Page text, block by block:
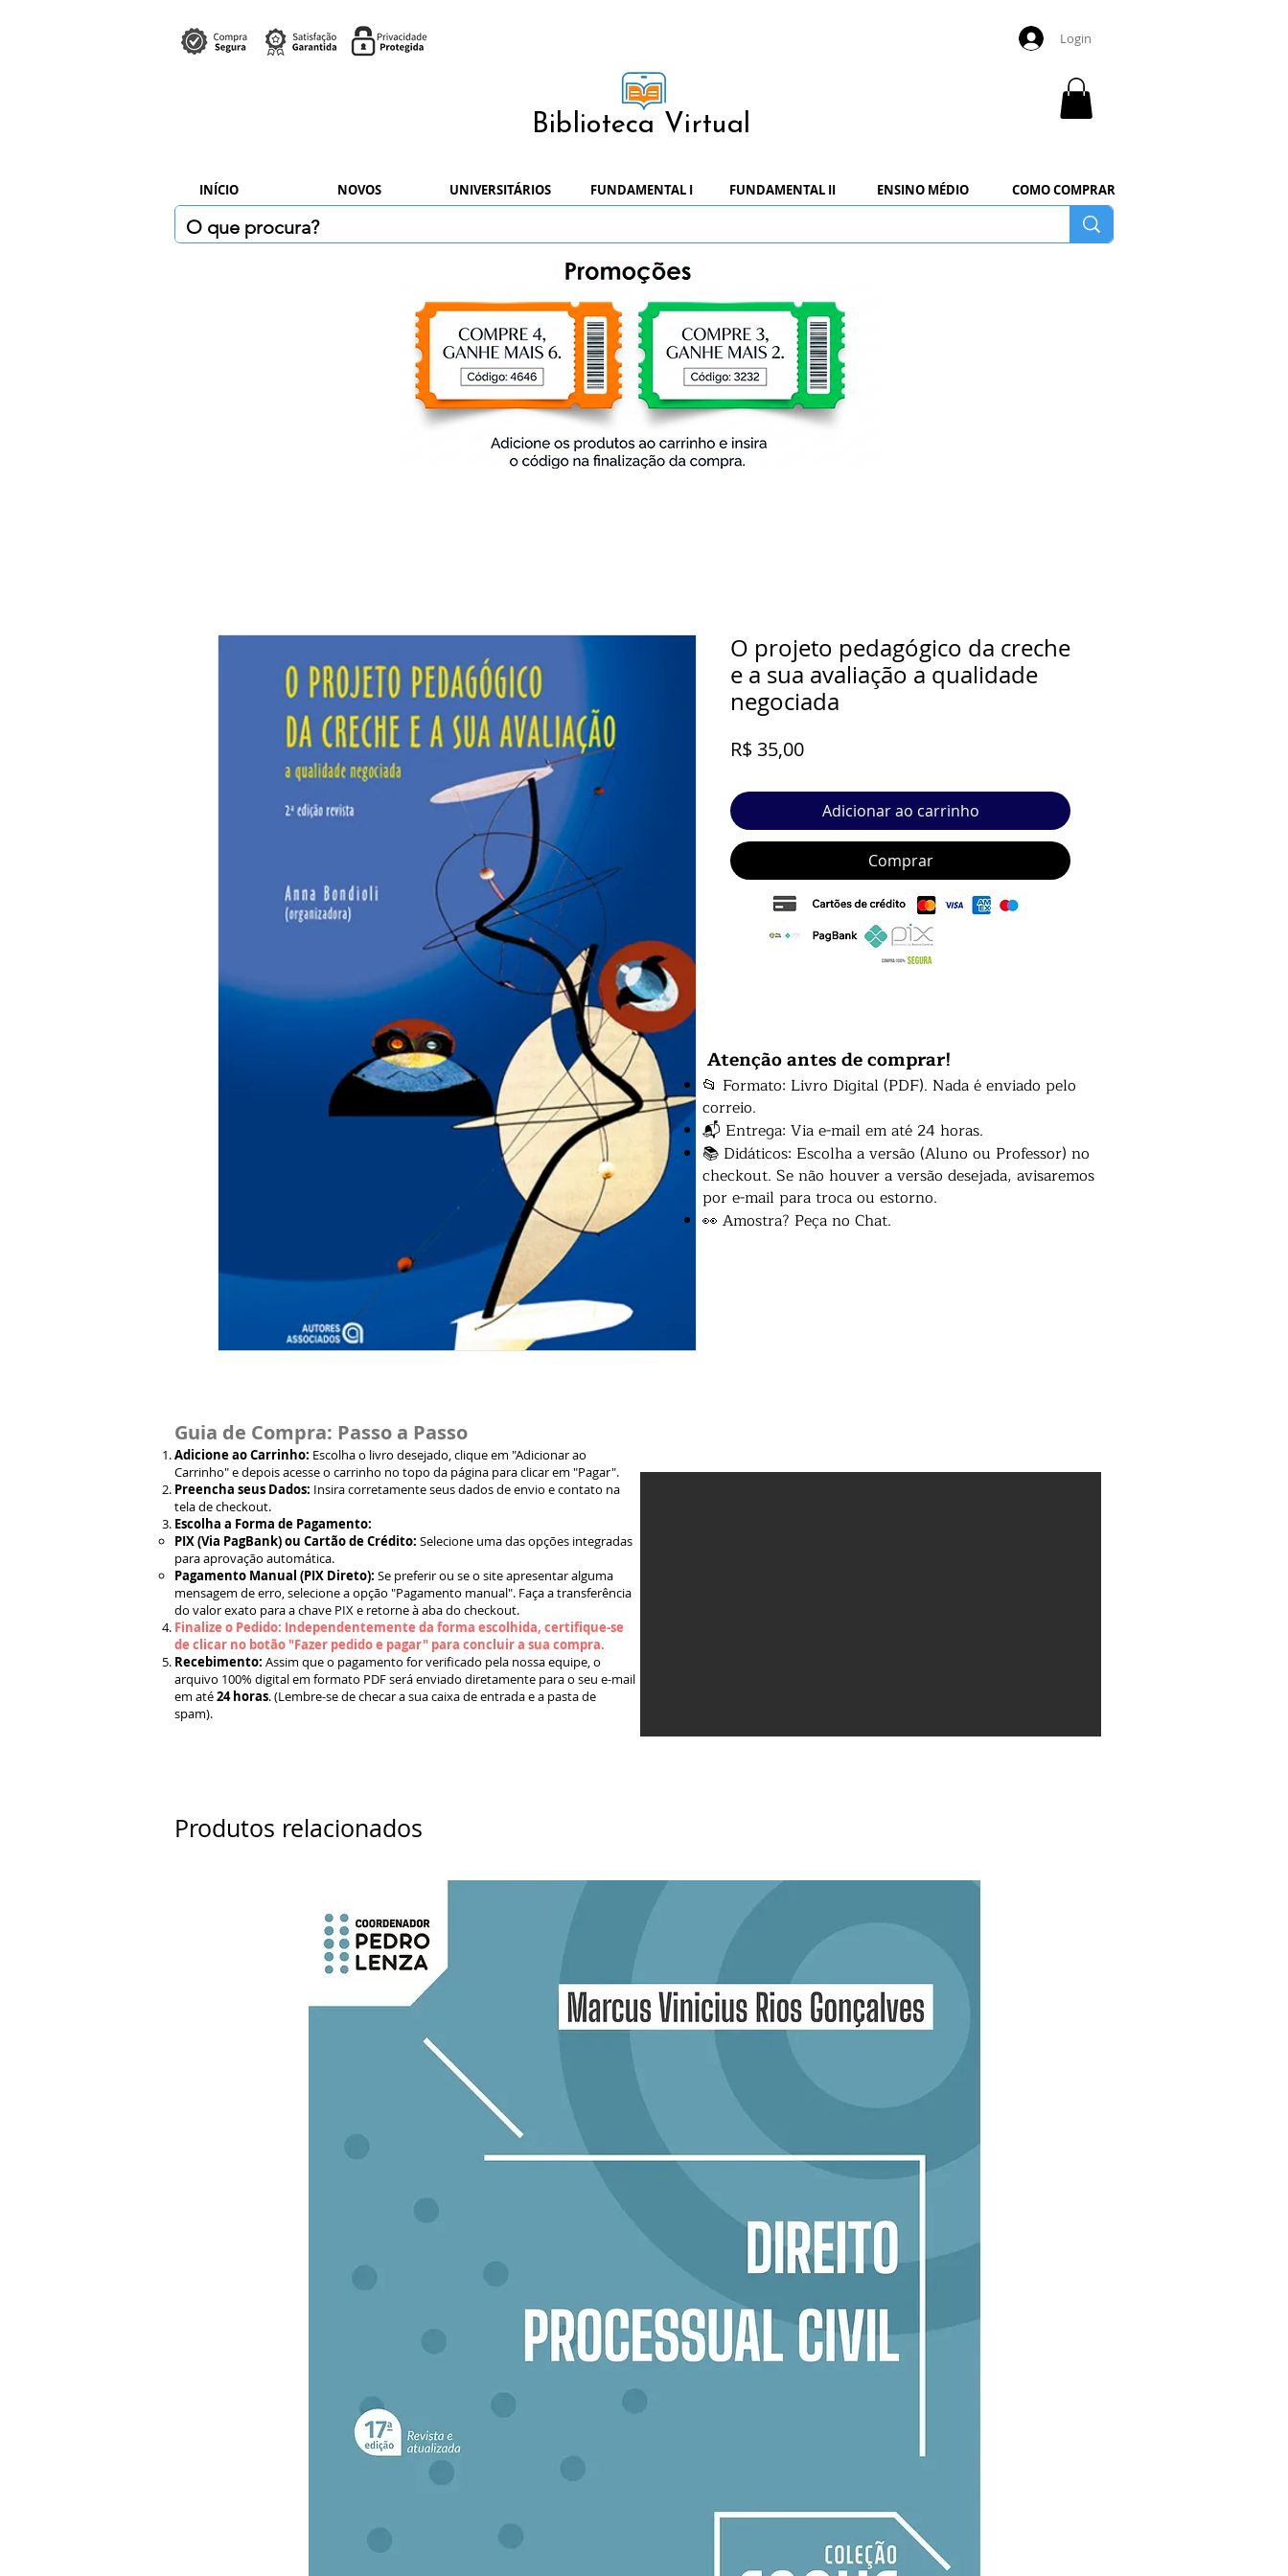
Login
Biblioteca Virtual
INÍCIO NOVOS UNIVERSITÁRIOS FUNDAMENTAL I FUNDAMENTAL II ENSINO MÉDIO COMO COMPRAR
O projeto pedagógico da creche
e a sua avaliação a qualidade
negociada
R$ 35,00Preço
Adicionar ao carrinho
Comprar
Atenção antes de comprar!
📂 Formato: Livro Digital (PDF). Nada é enviado pelo
correio.
📬 Entrega: Via e-mail em até 24 horas.
📚 Didáticos: Escolha a versão (Aluno ou Professor) no
checkout. Se não houver a versão desejada, avisaremos
por e-mail para troca ou estorno.
👀 Amostra? Peça no Chat.
Guia de Compra: Passo a Passo
Adicione ao Carrinho: Escolha o livro desejado, clique em "Adicionar ao
Carrinho" e depois acesse o carrinho no topo da página para clicar em "Pagar".
Preencha seus Dados: Insira corretamente seus dados de envio e contato na
tela de checkout.
Escolha a Forma de Pagamento:
PIX (Via PagBank) ou Cartão de Crédito: Selecione uma das opções integradas
para aprovação automática.
Pagamento Manual (PIX Direto): Se preferir ou se o site apresentar alguma
mensagem de erro, selecione a opção "Pagamento manual". Faça a transferência
do valor exato para a chave PIX e retorne à aba do checkout.
Finalize o Pedido: Independentemente da forma escolhida, certifique-se
de clicar no botão "Fazer pedido e pagar" para concluir a sua compra.
Recebimento: Assim que o pagamento for verificado pela nossa equipe, o
arquivo 100% digital em formato PDF será enviado diretamente para o seu e-mail
em até24 horas. (Lembre-se de checar a sua caixa de entrada e a pasta de
spam).
Produtos relacionados